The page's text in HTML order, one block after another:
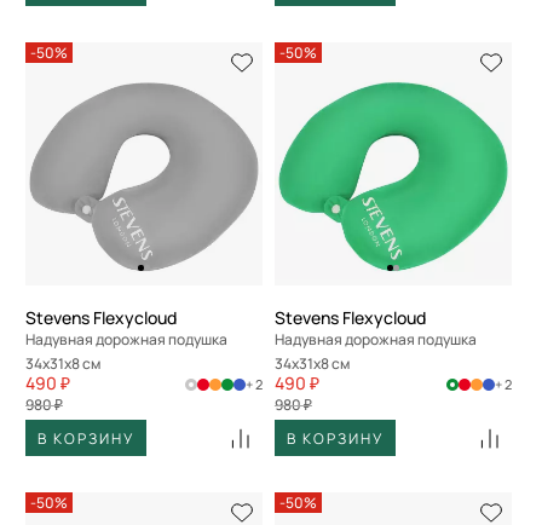
-50%
Stevens Flexycloud
Надувная дорожная подушка
34x31x8 см
490 ₽
980 ₽
+ 2
В КОРЗИНУ
-50%
Stevens Flexycloud
Надувная дорожная подушка
34x31x8 см
490 ₽
980 ₽
+ 2
В КОРЗИНУ
-50% -50%